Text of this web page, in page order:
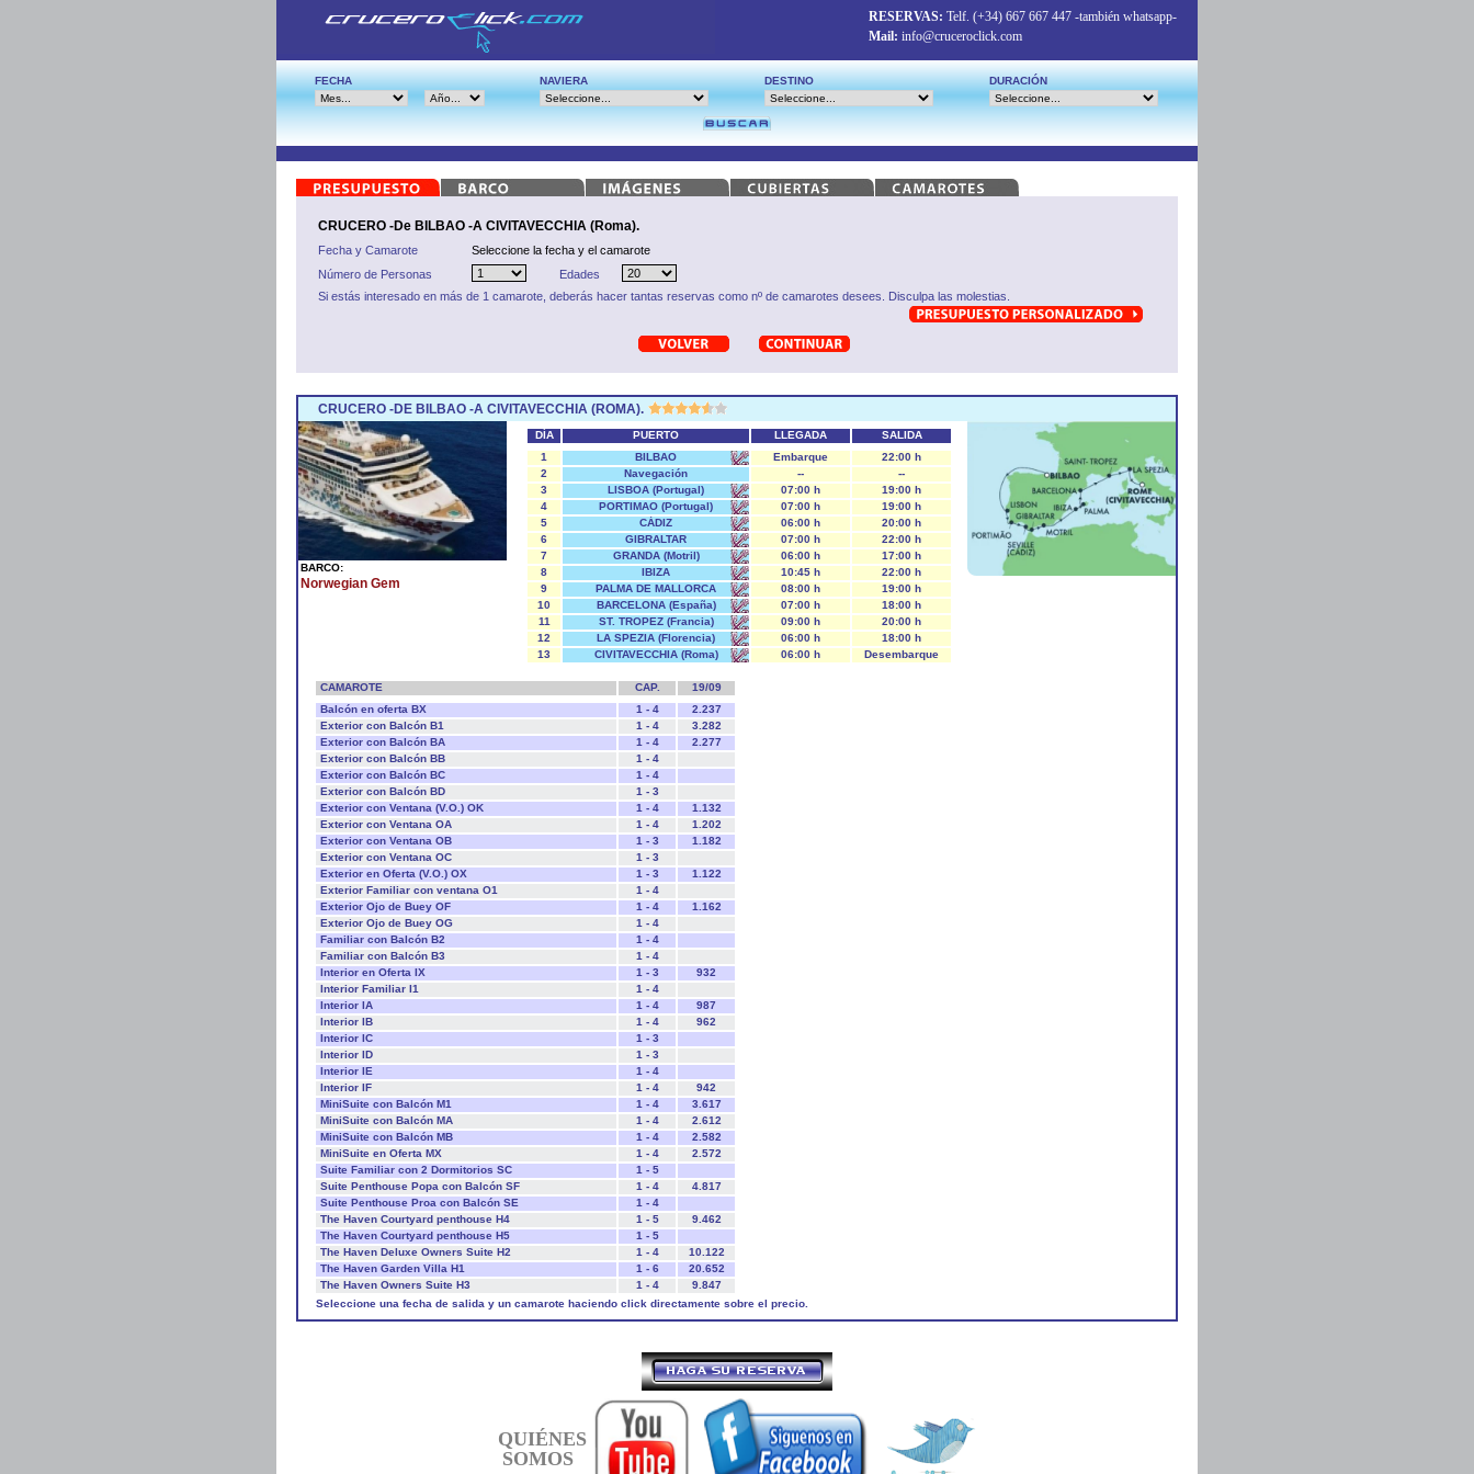
RESERVAS: Telf. (+34) 667 667 447 -también whatsapp-
Mail: info@cruceroclick.com
FECHA NAVIERA DESTINO DURACIÓN
CRUCERO -De BILBAO -A CIVITAVECCHIA (Roma).
Fecha y Camarote
Seleccione la fecha y el camarote
Número de Personas
Edades
Si estás interesado en más de 1 camarote, deberás hacer tantas reservas como nº de camarotes desees. Disculpa las molestias.
CRUCERO -DE BILBAO -A CIVITAVECCHIA (ROMA).
BARCO:
Norwegian Gem
DÍA PUERTO LLEGADA
SALIDA
1
BILBAO Embarque
22:00 h
2
Navegación --
--
3
LISBOA (Portugal) 07:00 h
19:00 h
4
PORTIMAO (Portugal) 07:00 h
19:00 h
5
CÁDIZ 06:00 h
20:00 h
6
GIBRALTAR 07:00 h
22:00 h
7
GRANDA (Motril) 06:00 h
17:00 h
8
IBIZA 10:45 h
22:00 h
9
PALMA DE MALLORCA 08:00 h
19:00 h
10
BARCELONA (España) 07:00 h
18:00 h
11
ST. TROPEZ (Francia) 09:00 h
20:00 h
12
LA SPEZIA (Florencia) 06:00 h
18:00 h
13
CIVITAVECCHIA (Roma) 06:00 h Desembarque
CAMAROTE CAP.
19/09
Balcón en oferta BX
1 - 4
2.237
Exterior con Balcón B1
1 - 4
3.282
Exterior con Balcón BA
1 - 4
2.277
Exterior con Balcón BB
1 - 4
Exterior con Balcón BC
1 - 4
Exterior con Balcón BD
1 - 3
Exterior con Ventana (V.O.) OK
1 - 4
1.132
Exterior con Ventana OA
1 - 4
1.202
Exterior con Ventana OB
1 - 3
1.182
Exterior con Ventana OC
1 - 3
Exterior en Oferta (V.O.) OX
1 - 3
1.122
Exterior Familiar con ventana O1
1 - 4
Exterior Ojo de Buey OF
1 - 4
1.162
Exterior Ojo de Buey OG
1 - 4
Familiar con Balcón B2
1 - 4
Familiar con Balcón B3
1 - 4
Interior en Oferta IX
1 - 3
932
Interior Familiar I1
1 - 4
Interior IA
1 - 4
987
Interior IB
1 - 4
962
Interior IC
1 - 3
Interior ID
1 - 3
Interior IE
1 - 4
Interior IF
1 - 4
942
MiniSuite con Balcón M1
1 - 4
3.617
MiniSuite con Balcón MA
1 - 4
2.612
MiniSuite con Balcón MB
1 - 4
2.582
MiniSuite en Oferta MX
1 - 4
2.572
Suite Familiar con 2 Dormitorios SC
1 - 5
Suite Penthouse Popa con Balcón SF
1 - 4
4.817
Suite Penthouse Proa con Balcón SE
1 - 4
The Haven Courtyard penthouse H4
1 - 5
9.462
The Haven Courtyard penthouse H5
1 - 5
The Haven Deluxe Owners Suite H2
1 - 4
10.122
The Haven Garden Villa H1
1 - 6
20.652
The Haven Owners Suite H3
1 - 4
9.847
Seleccione una fecha de salida y un camarote haciendo click directamente sobre el precio.
QUIÉNES
SOMOS